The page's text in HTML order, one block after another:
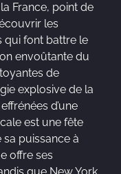
France, point de
les
qui font battre le
envoûtante du
de
explosive de la
d’une
est une fête
sa puissance à
offre ses